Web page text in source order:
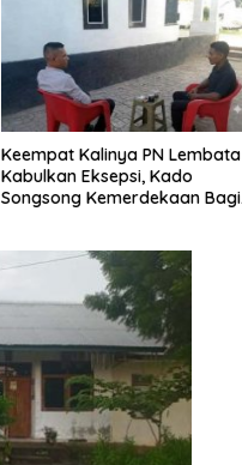
Lepas Persebata U-17 ke
Soeratin Cup, Wakil Bupati Titip
Harapan dan Harga Diri